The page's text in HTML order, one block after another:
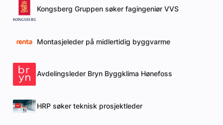
Kongsberg Gruppen søker fagingeniør VVS
Montasjeleder på midlertidig byggvarme
Avdelingsleder Bryn Byggklima Hønefoss
HRP søker teknisk prosjektleder